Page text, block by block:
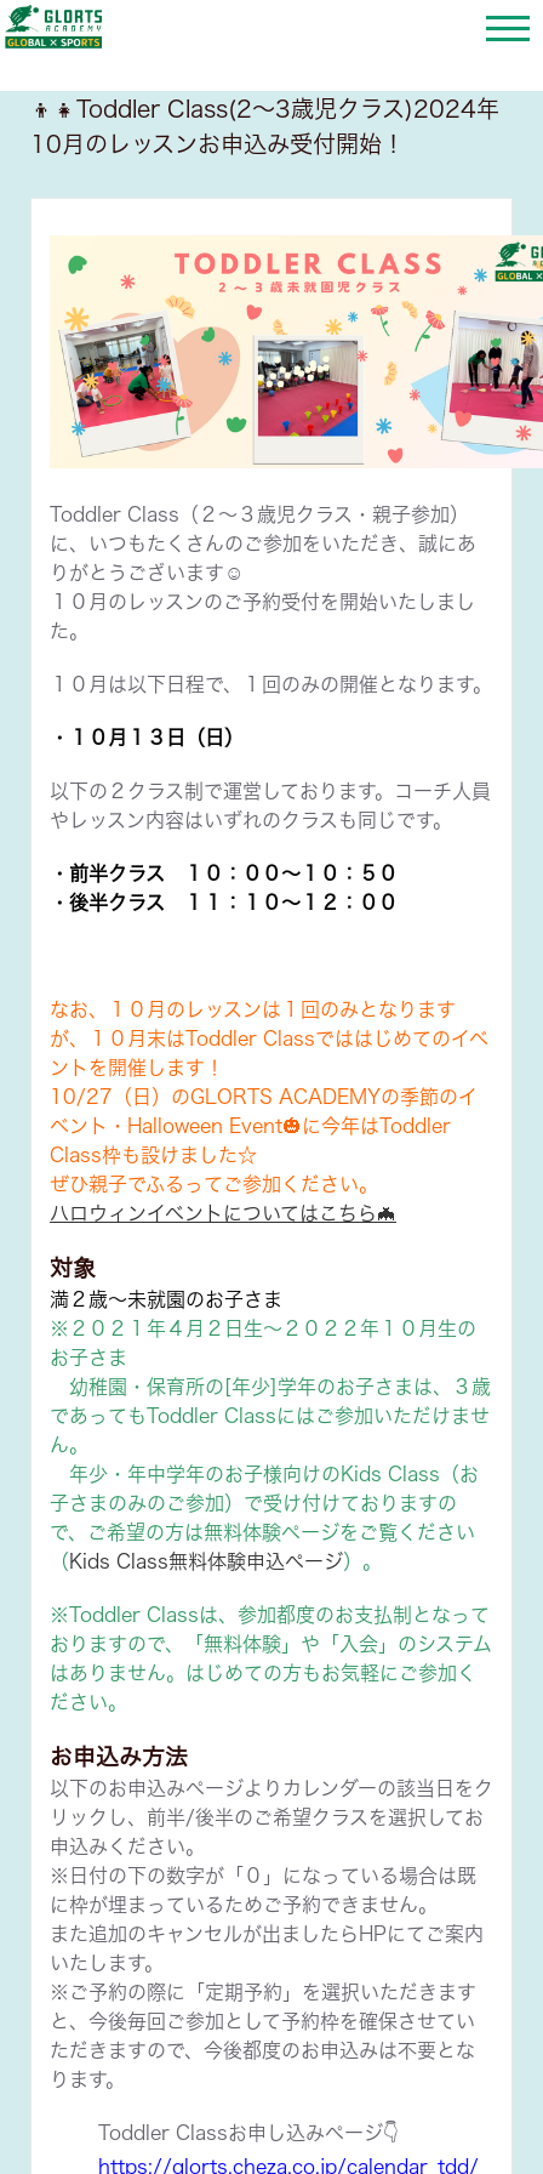
👦👧Toddler Class(2〜3歳児クラス)2024年
10月のレッスンお申込み受付開始！
Toddler Class（２〜３歳児クラス・親子参加）
に、いつもたくさんのご参加をいただき、誠にあ
りがとうございます☺️
１０月のレッスンのご予約受付を開始いたしまし
た。
１０月は以下日程で、１回のみの開催となります。
・１０月１３日（日）
以下の２クラス制で運営しております。コーチ人員
やレッスン内容はいずれのクラスも同じです。
・前半クラス １０：００～１０：５０
・後半クラス １１：１０～１２：００
なお、１０月のレッスンは１回のみとなります
が、１０月末はToddler Classでははじめてのイベ
ントを開催します！
10/27（日）のGLORTS ACADEMYの季節のイ
ベント・Halloween Event🎃に今年はToddler
Class枠も設けました☆
ぜひ親子でふるってご参加ください。
ハロウィンイベントについてはこちら🦇
対象
満２歳～未就園のお子さま
※２０２１年４月２日生～２０２２年１０月生の
お子さま
幼稚園・保育所の[年少]学年のお子さまは、３歳
であってもToddler Classにはご参加いただけませ
ん。
年少・年中学年のお子様向けのKids Class（お
子さまのみのご参加）で受け付けておりますの
で、ご希望の方は無料体験ページをご覧ください
（ Kids Class無料体験申込ページ）。
※Toddler Classは、参加都度のお支払制となって
おりますので、「無料体験」や「入会」のシステム
はありません。はじめての方もお気軽にご参加く
ださい。
お申込み方法
以下のお申込みページよりカレンダーの該当日をク
リックし、前半/後半のご希望クラスを選択してお
申込みください。
※日付の下の数字が「０」になっている場合は既
に枠が埋まっているためご予約できません。
また追加のキャンセルが出ましたらHPにてご案内
いたします。
※ご予約の際に「定期予約」を選択いただきます
と、今後毎回ご参加として予約枠を確保させてい
ただきますので、今後都度のお申込みは不要とな
ります。
Toddler Classお申し込みページ👇
https://glorts.cheza.co.jp/calendar_tdd/